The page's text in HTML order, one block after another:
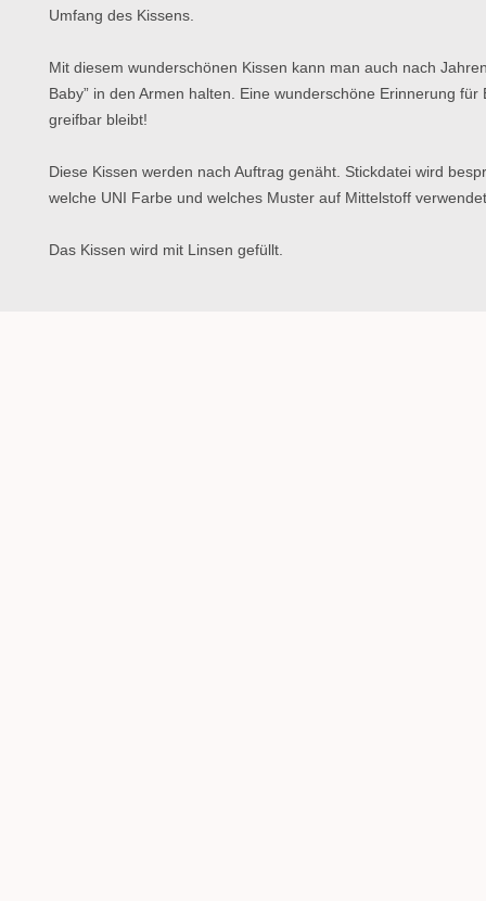
Umfang des Kissens.
Mit diesem wunderschönen Kissen kann man auch nach
Baby” in den Armen halten. Eine wunderschöne Erinnerung für
greifbar bleibt!
Diese Kissen werden nach Auftrag genäht. Stickdatei wird
welche UNI Farbe und welches Muster auf Mittelstoff
Das Kissen wird mit Linsen gefüllt.